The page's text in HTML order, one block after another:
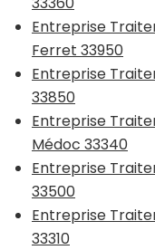
Entreprise
Ferret 33950
Entreprise
33850
Entreprise
Médoc 33340
Entreprise
33500
Entreprise
33310